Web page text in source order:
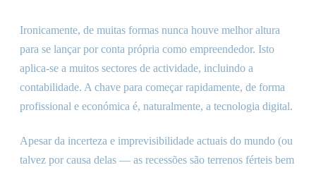
🇵🇹 Demonstrações
Ironicamente, de muitas formas nunca houve melhor altura
para se lançar por conta própria como empreendedor. Isto
aplica-se a muitos sectores de actividade, incluindo a
contabilidade. A chave para começar rapidamente, de forma
profissional e económica é, naturalmente, a tecnologia digital.
Apesar da incerteza e imprevisibilidade actuais do mundo (ou
talvez por causa delas — as recessões são terrenos férteis bem